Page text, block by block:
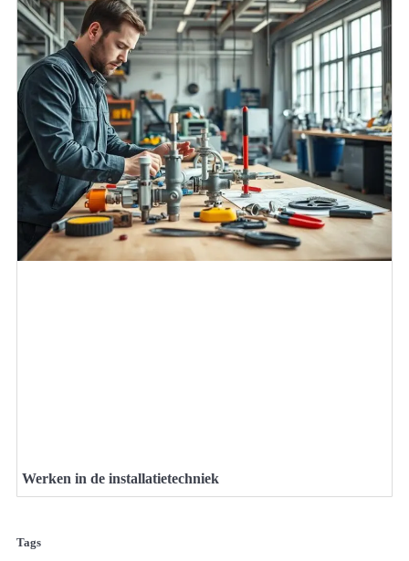
Werken in de installatietechniek
Tags